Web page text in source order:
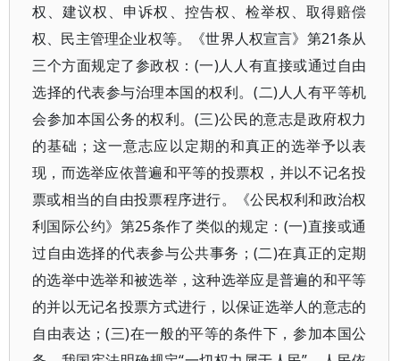
权、建议权、申诉权、控告权、检举权、取得赔偿
权、民主管理企业权等。《世界人权宣言》第21条从
三个方面规定了参政权：(一)人人有直接或通过自由
选择的代表参与治理本国的权利。(二)人人有平等机
会参加本国公务的权利。(三)公民的意志是政府权力
的基础；这一意志应以定期的和真正的选举予以表
现，而选举应依普遍和平等的投票权，并以不记名投
票或相当的自由投票程序进行。《公民权利和政治权
利国际公约》第25条作了类似的规定：(一)直接或通
过自由选择的代表参与公共事务；(二)在真正的定期
的选举中选举和被选举，这种选举应是普遍的和平等
的并以无记名投票方式进行，以保证选举人的意志的
自由表达；(三)在一般的平等的条件下，参加本国公